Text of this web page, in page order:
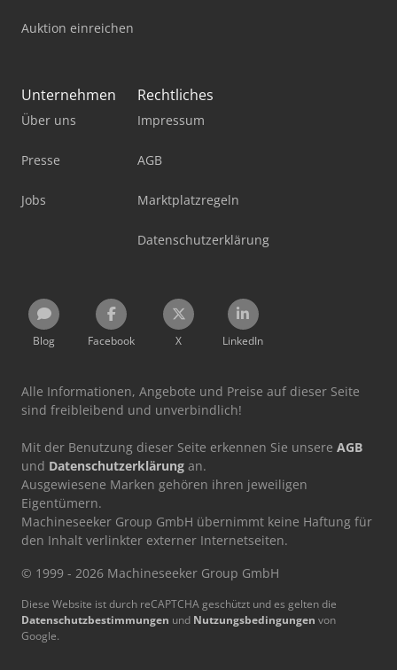
Auktion einreichen
Unternehmen
Über uns
Presse
Jobs
Rechtliches
Impressum
AGB
Marktplatzregeln
Datenschutzerklärung
Blog Facebook X LinkedIn
Alle Informationen, Angebote und Preise auf dieser Seite
sind freibleibend und unverbindlich!
Mit der Benutzung dieser Seite erkennen Sie unsere AGB
und Datenschutzerklärung an.
Ausgewiesene Marken gehören ihren jeweiligen
Eigentümern.
Machineseeker Group GmbH übernimmt keine Haftung für
den Inhalt verlinkter externer Internetseiten.
© 1999 - 2026 Machineseeker Group GmbH
Diese Website ist durch reCAPTCHA geschützt und es gelten die
Datenschutzbestimmungen und Nutzungsbedingungen von
Google.